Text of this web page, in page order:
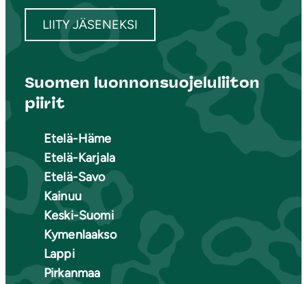
LIITY JÄSENEKSI
Suomen luonnonsuojeluliiton
piirit
Etelä-Häme
Etelä-Karjala
Etelä-Savo
Kainuu
Keski-Suomi
Kymenlaakso
Lappi
Pirkanmaa